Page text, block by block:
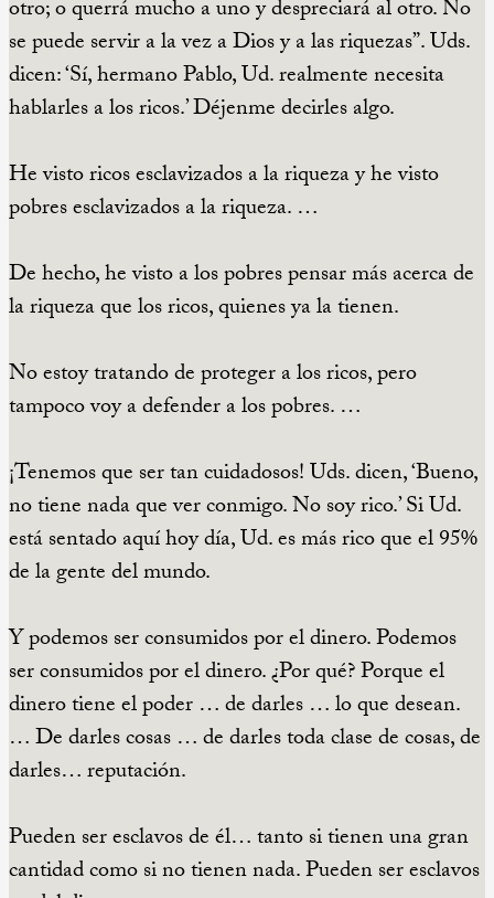
otro; o querrá mucho a uno y despreciará al otro. No
se puede servir a la vez a Dios y a las riquezas”. Uds.
dicen: ‘Sí, hermano Pablo, Ud. realmente necesita
hablarles a los ricos.’ Déjenme decirles algo.
He visto ricos esclavizados a la riqueza y he visto
pobres esclavizados a la riqueza. …
De hecho, he visto a los pobres pensar más acerca de
la riqueza que los ricos, quienes ya la tienen.
No estoy tratando de proteger a los ricos, pero
tampoco voy a defender a los pobres. …
¡Tenemos que ser tan cuidadosos! Uds. dicen, ‘Bueno,
no tiene nada que ver conmigo. No soy rico.’ Si Ud.
está sentado aquí hoy día, Ud. es más rico que el 95%
de la gente del mundo.
Y podemos ser consumidos por el dinero. Podemos
ser consumidos por el dinero. ¿Por qué? Porque el
dinero tiene el poder … de darles … lo que desean.
… De darles cosas … de darles toda clase de cosas, de
darles… reputación.
Pueden ser esclavos de él… tanto si tienen una gran
cantidad como si no tienen nada. Pueden ser esclavos